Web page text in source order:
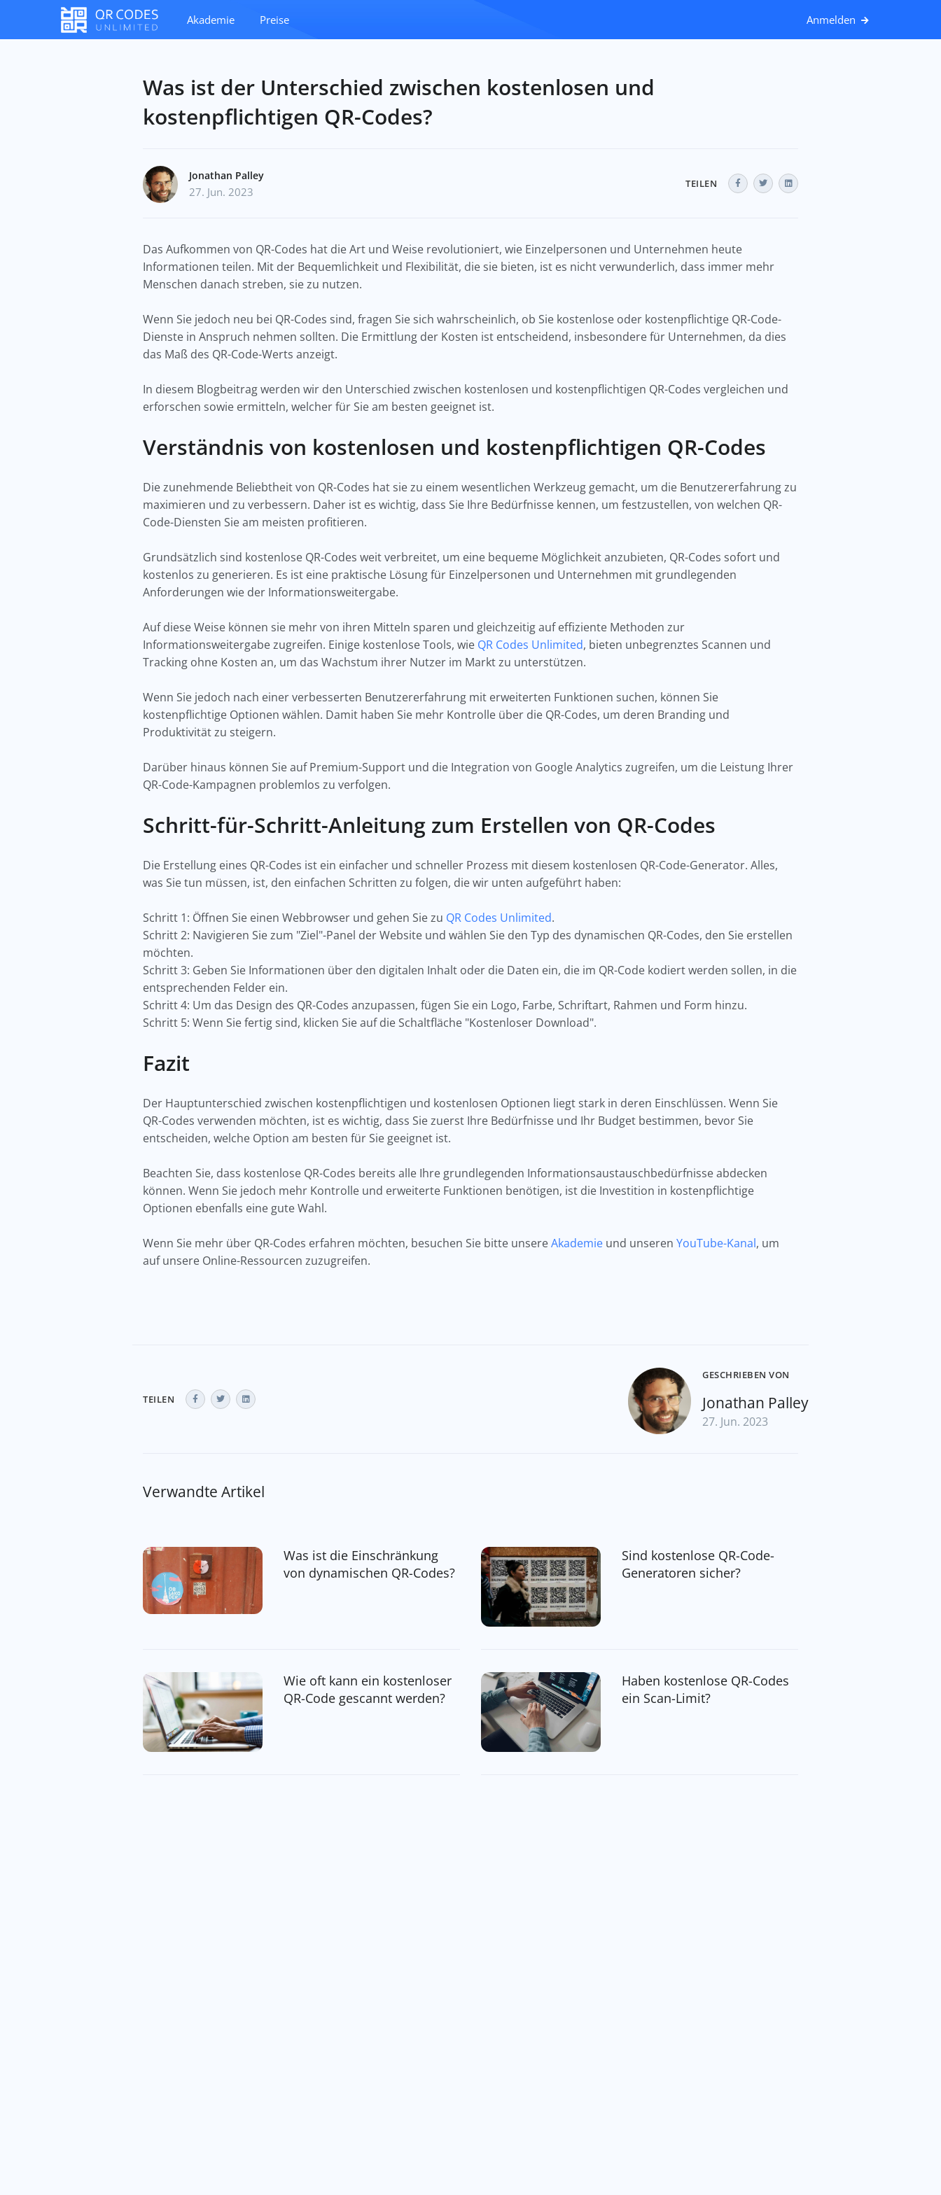
Akademie Preise Anmelden
Was ist der Unterschied zwischen kostenlosen und
kostenpflichtigen QR-Codes?
Jonathan Palley
27. Jun. 2023
TEILEN
Das Aufkommen von QR-Codes hat die Art und Weise revolutioniert, wie Einzelpersonen und Unternehmen heute
Informationen teilen. Mit der Bequemlichkeit und Flexibilität, die sie bieten, ist es nicht verwunderlich, dass immer mehr
Menschen danach streben, sie zu nutzen.
Wenn Sie jedoch neu bei QR-Codes sind, fragen Sie sich wahrscheinlich, ob Sie kostenlose oder kostenpflichtige QR-Code-
Dienste in Anspruch nehmen sollten. Die Ermittlung der Kosten ist entscheidend, insbesondere für Unternehmen, da dies
das Maß des QR-Code-Werts anzeigt.
In diesem Blogbeitrag werden wir den Unterschied zwischen kostenlosen und kostenpflichtigen QR-Codes vergleichen und
erforschen sowie ermitteln, welcher für Sie am besten geeignet ist.
Verständnis von kostenlosen und kostenpflichtigen QR-Codes
Die zunehmende Beliebtheit von QR-Codes hat sie zu einem wesentlichen Werkzeug gemacht, um die Benutzererfahrung zu
maximieren und zu verbessern. Daher ist es wichtig, dass Sie Ihre Bedürfnisse kennen, um festzustellen, von welchen QR-
Code-Diensten Sie am meisten profitieren.
Grundsätzlich sind kostenlose QR-Codes weit verbreitet, um eine bequeme Möglichkeit anzubieten, QR-Codes sofort und
kostenlos zu generieren. Es ist eine praktische Lösung für Einzelpersonen und Unternehmen mit grundlegenden
Anforderungen wie der Informationsweitergabe.
Auf diese Weise können sie mehr von ihren Mitteln sparen und gleichzeitig auf effiziente Methoden zur
Informationsweitergabe zugreifen. Einige kostenlose Tools, wie QR Codes Unlimited, bieten unbegrenztes Scannen und
Tracking ohne Kosten an, um das Wachstum ihrer Nutzer im Markt zu unterstützen.
Wenn Sie jedoch nach einer verbesserten Benutzererfahrung mit erweiterten Funktionen suchen, können Sie
kostenpflichtige Optionen wählen. Damit haben Sie mehr Kontrolle über die QR-Codes, um deren Branding und
Produktivität zu steigern.
Darüber hinaus können Sie auf Premium-Support und die Integration von Google Analytics zugreifen, um die Leistung Ihrer
QR-Code-Kampagnen problemlos zu verfolgen.
Schritt-für-Schritt-Anleitung zum Erstellen von QR-Codes
Die Erstellung eines QR-Codes ist ein einfacher und schneller Prozess mit diesem kostenlosen QR-Code-Generator. Alles,
was Sie tun müssen, ist, den einfachen Schritten zu folgen, die wir unten aufgeführt haben:
Schritt 1: Öffnen Sie einen Webbrowser und gehen Sie zu QR Codes Unlimited.
Schritt 2: Navigieren Sie zum "Ziel"-Panel der Website und wählen Sie den Typ des dynamischen QR-Codes, den Sie erstellen
möchten.
Schritt 3: Geben Sie Informationen über den digitalen Inhalt oder die Daten ein, die im QR-Code kodiert werden sollen, in die
entsprechenden Felder ein.
Schritt 4: Um das Design des QR-Codes anzupassen, fügen Sie ein Logo, Farbe, Schriftart, Rahmen und Form hinzu.
Schritt 5: Wenn Sie fertig sind, klicken Sie auf die Schaltfläche "Kostenloser Download".
Fazit
Der Hauptunterschied zwischen kostenpflichtigen und kostenlosen Optionen liegt stark in deren Einschlüssen. Wenn Sie
QR-Codes verwenden möchten, ist es wichtig, dass Sie zuerst Ihre Bedürfnisse und Ihr Budget bestimmen, bevor Sie
entscheiden, welche Option am besten für Sie geeignet ist.
Beachten Sie, dass kostenlose QR-Codes bereits alle Ihre grundlegenden Informationsaustauschbedürfnisse abdecken
können. Wenn Sie jedoch mehr Kontrolle und erweiterte Funktionen benötigen, ist die Investition in kostenpflichtige
Optionen ebenfalls eine gute Wahl.
Wenn Sie mehr über QR-Codes erfahren möchten, besuchen Sie bitte unsereAkademie und unseren YouTube-Kanal, um
auf unsere Online-Ressourcen zuzugreifen.
TEILEN
GESCHRIEBEN VON
Jonathan Palley
27. Jun. 2023
Verwandte Artikel
Was ist die Einschränkung
von dynamischen QR-Codes?
Sind kostenlose QR-Code-
Generatoren sicher?
Wie oft kann ein kostenloser
QR-Code gescannt werden?
Haben kostenlose QR-Codes
ein Scan-Limit?